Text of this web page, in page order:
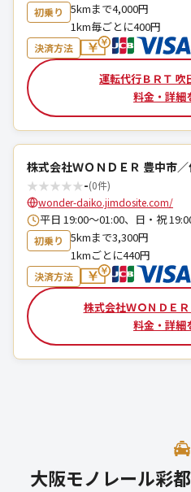
初乗り
5kmまで4,000円
1km毎ごとに400円
決済方法
運転代行ＢＲＴ 吹
料金・詳細
株式会社ＷＯＮＤＥＲ 豊中市
★★★★★-(0件)
wonder-daiko.jimdosite.com/
平日 19:00～01:00、日・祝
初乗り
5kmまで3,300円
1kmごとに440円
決済方法
株式会社ＷＯＮＤＥ
料金・詳細
大阪モノレール彩